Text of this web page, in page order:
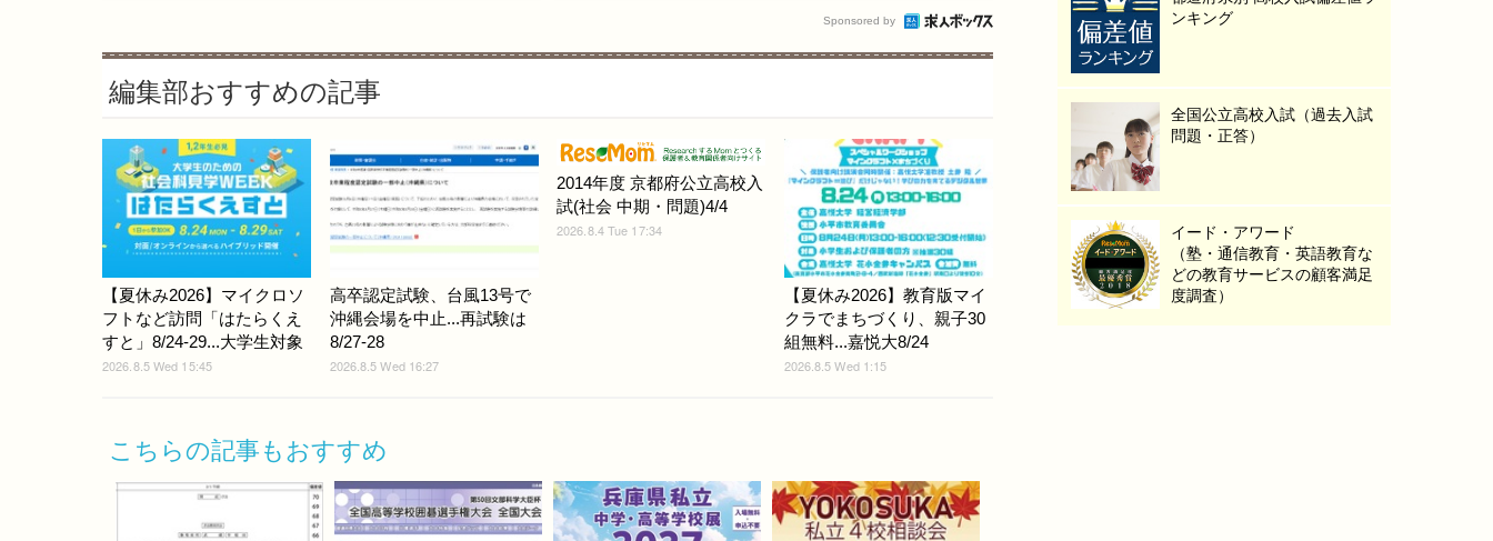
Sponsored by
編集部おすすめの記事
【夏休み2026】マイクロソ
フトなど訪問「はたらくえ
すと」8/24-29...大学生対象
2026.8.5 Wed 15:45
高卒認定試験、台風13号で
沖縄会場を中止...再試験は
8/27-28
2026.8.5 Wed 16:27
2014年度 京都府公立高校入
試(社会 中期・問題)4/4
2026.8.4 Tue 17:34
【夏休み2026】教育版マイ
クラでまちづくり、親子30
組無料...嘉悦大8/24
2026.8.5 Wed 1:15
こちらの記事もおすすめ
ンキング
全国公立高校入試（過去入試
問題・正答）
イード・アワード
（塾・通信教育・英語教育な
どの教育サービスの顧客満足
度調査）